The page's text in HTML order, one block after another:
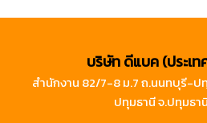
บริษัท ดีแบค (ประเท
สำนักงาน 82/7-8 ม.7 ถ.นนทบุรี-ป
ปทุมธานี จ.ปทุมธา